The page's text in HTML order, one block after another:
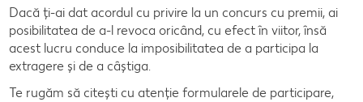
Dacă ți-ai dat acordul cu privire la un concurs cu premii, ai
posibilitatea de a-l revoca oricând, cu efect în viitor, însă
acest lucru conduce la imposibilitatea de a participa la
extragere și de a câștiga.
Te rugăm să citești cu atenţie formularele de participare,